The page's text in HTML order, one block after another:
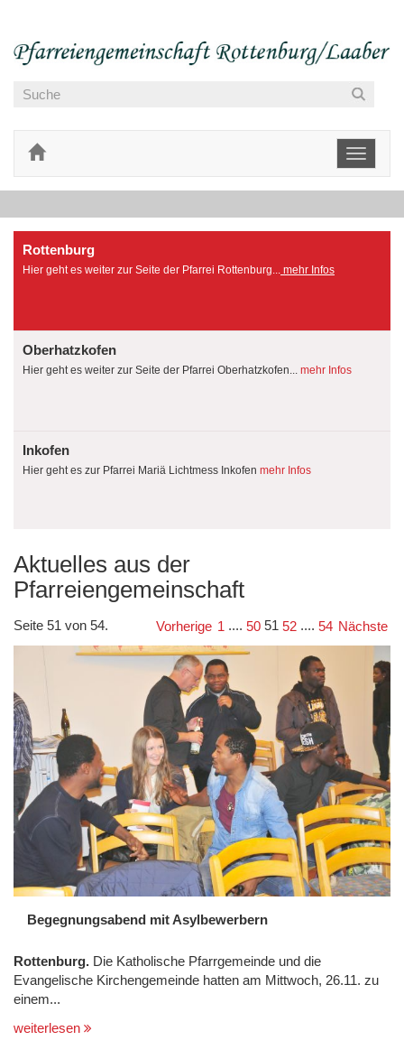
Toggle
Rottenburg
Hier geht es weiter zur Seite der Pfarrei Rottenburg... mehr Infos
Oberhatzkofen
Hier geht es weiter zur Seite der Pfarrei Oberhatzkofen... mehr Infos
Inkofen
Hier geht es zur Pfarrei Mariä Lichtmess Inkofen mehr Infos
Aktuelles aus der
Pfarreiengemeinschaft
Seite 51 von 54. Vorherige 1 .... 50 51 52 .... 54 Nächste
Begegnungsabend mit Asylbewerbern
Rottenburg. Die Katholische Pfarrgemeinde und die
Evangelische Kirchengemeinde hatten am Mittwoch, 26.11. zu
einem...
weiterlesen